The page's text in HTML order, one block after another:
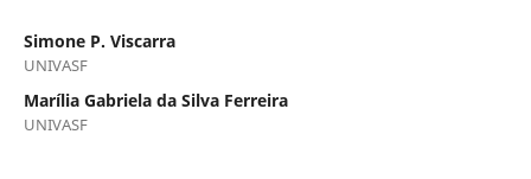
Simone P. Viscarra
UNIVASF
Marília Gabriela da Silva Ferreira
UNIVASF